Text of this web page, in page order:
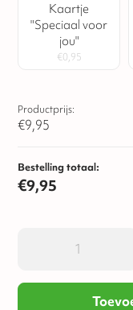
Kaartje
"Speciaal voor
jou"
€0,95
Productprijs:
€9,95
Bestelling totaal:
€9,95